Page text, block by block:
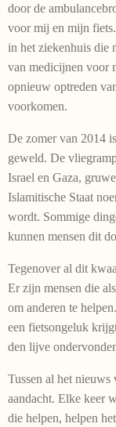
door de
voor mij en mijn
in het ziekenhuis die
van medicijnen voor
opnieuw optreden
voorkomen.
De zomer van 2014
geweld. De
Israel en Gaza,
Islamitische Staat
wordt. Sommige
kunnen mensen dit
Tegenover al dit
Er zijn mensen die
om anderen te
een fietsongeluk
den lijve
Tussen al het
aandacht. Elke keer
die helpen, helpen